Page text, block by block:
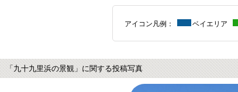
アイコン凡例： ベイエリア
「九十九里浜の景観」に関する投稿写真